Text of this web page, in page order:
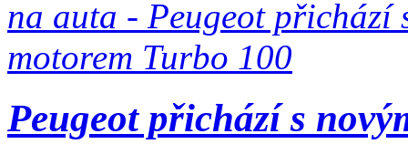
Peugeot přichází s